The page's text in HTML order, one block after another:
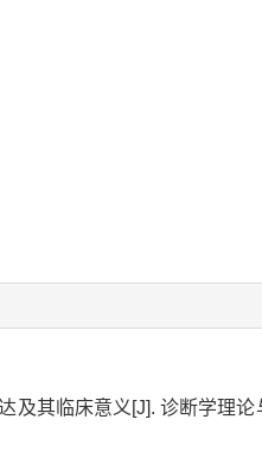
及其临床意义[J]. 诊断学理